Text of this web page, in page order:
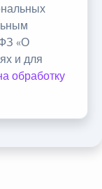
«О
и для
обработку